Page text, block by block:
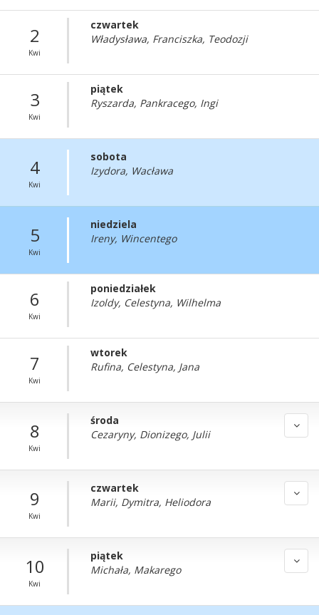
2
Kwi
czwartek
Władysława, Franciszka, Teodozji
3
Kwi
piątek
Ryszarda, Pankracego, Ingi
4
Kwi
sobota
Izydora, Wacława
5
Kwi
niedziela
Ireny, Wincentego
6
Kwi
poniedziałek
Izoldy, Celestyna, Wilhelma
7
Kwi
wtorek
Rufina, Celestyna, Jana
8
Kwi
środa
Cezaryny, Dionizego, Julii
9
Kwi
czwartek
Marii, Dymitra, Heliodora
10
Kwi
piątek
Michała, Makarego